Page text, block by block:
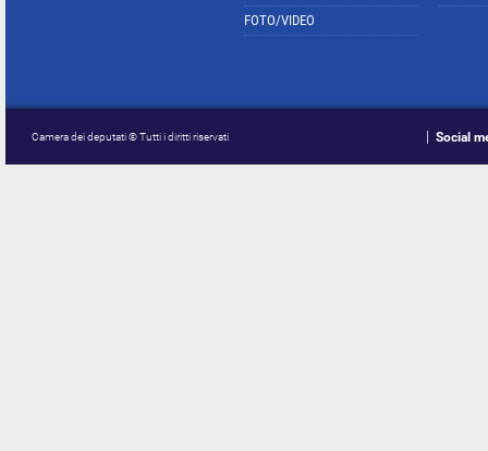
FOTO/VIDEO
Camera dei deputati © Tutti i diritti riservati Social